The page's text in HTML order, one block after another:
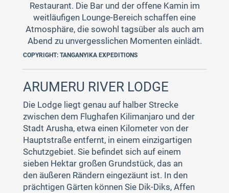
Restaurant. Die Bar und der offene Kamin im
weitläufigen Lounge-Bereich schaffen eine
Atmosphäre, die sowohl tagsüber als auch am
Abend zu unvergesslichen Momenten einlädt.
COPYRIGHT: TANGANYIKA EXPEDITIONS
ARUMERU RIVER LODGE
Die Lodge liegt genau auf halber Strecke
zwischen dem Flughafen Kilimanjaro und der
Stadt Arusha, etwa einen Kilometer von der
Hauptstraße entfernt, in einem einzigartigen
Schutzgebiet. Sie befindet sich auf einem
sieben Hektar großen Grundstück, das an
den äußeren Rändern eingezäunt ist. In den
prächtigen Gärten können Sie Dik-Diks, Affen